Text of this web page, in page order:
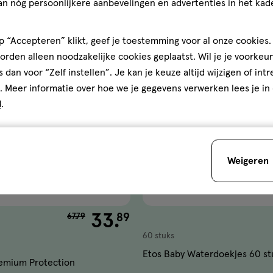
50%
korting
van € 67.79 voor € 33.89
67.79 33.89
Protection
toevoegen
aan
verlanglijst
60 stuks
Etos Baby Waterdoekjes 60
nóg persoonlijkere aanbevelingen en advertenties in het
“Accepteren” klikt, geef je toestemming voor al onze cookies.
alleen noodzakelijke cookies geplaatst. Wil je je
dan voor “Zelf instellen”. Je kan je keuze altijd wijzigen of
. Meer informatie over hoe we je gegevens verwerken lees je in
.
Weigeren